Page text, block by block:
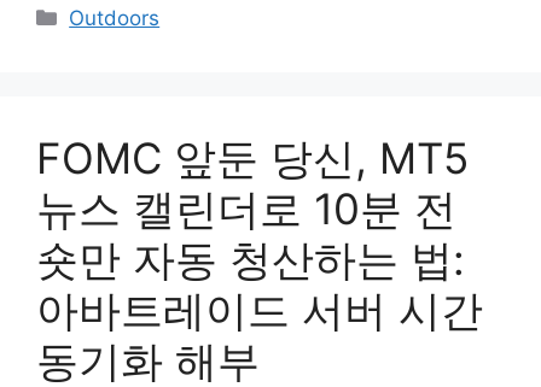
Categories
Outdoors
FOMC 앞둔 당신, MT5
뉴스 캘린더로 10분 전
숏만 자동 청산하는 법:
아바트레이드 서버 시간
동기화 해부